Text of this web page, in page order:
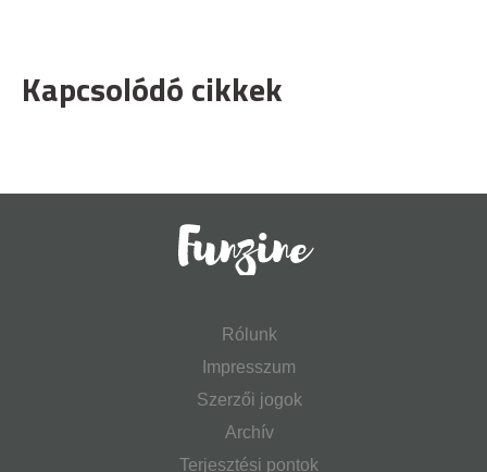
Kapcsolódó cikkek
Rólunk
Impresszum
Szerzői jogok
Archív
Terjesztési pontok